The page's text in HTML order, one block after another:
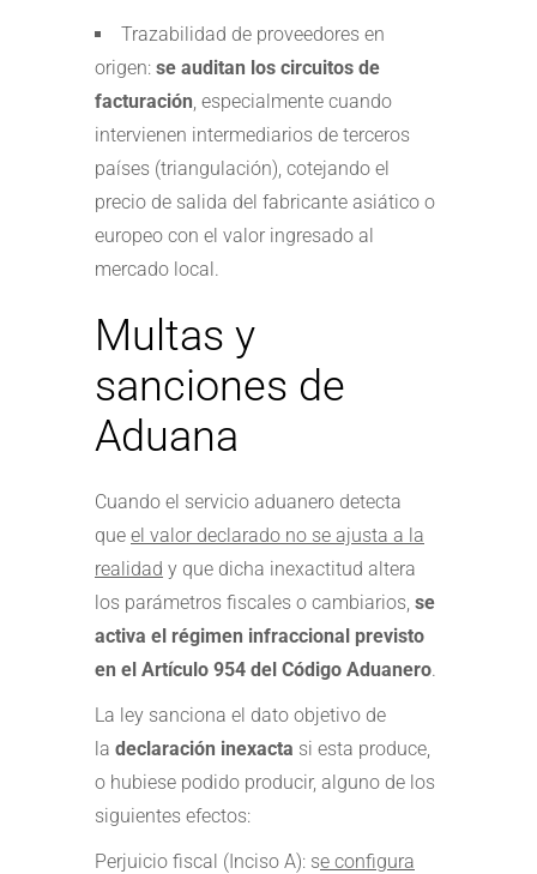
Trazabilidad de proveedores en
origen: se auditan los circuitos de
facturación , especialmente cuando
intervienen intermediarios de terceros
países (triangulación), cotejando el
precio de salida del fabricante asiático o
europeo con el valor ingresado al
mercado local.
Multas y
sanciones de
Aduana
Cuando el servicio aduanero detecta
que el valor declarado no se ajusta a la
realidad y que dicha inexactitud altera
los parámetros fiscales o cambiarios, se
activa el régimen infraccional previsto
en el Artículo 954 del Código Aduanero.
La ley sanciona el dato objetivo de
la declaración inexacta si esta produce,
o hubiese podido producir, alguno de los
siguientes efectos:
Perjuicio fiscal (Inciso A): se configura